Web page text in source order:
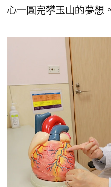
心一圓完攀玉山的夢想。